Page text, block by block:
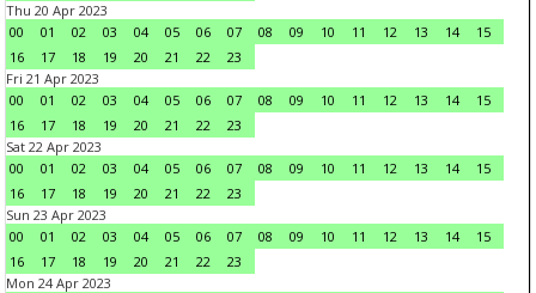
Thu 20 Apr 2023
00
01 02 03 04 05 06 07 08 09 10 11 12 13 14
15
16
17 18 19 20 21 22
23
Fri 21 Apr 2023
00
01 02 03 04 05 06 07 08 09 10 11 12 13 14
15
16
17 18 19 20 21 22
23
Sat 22 Apr 2023
00
01 02 03 04 05 06 07 08 09 10 11 12 13 14
15
16
17 18 19 20 21 22
23
Sun 23 Apr 2023
00
01 02 03 04 05 06 07 08 09 10 11 12 13 14
15
16
17 18 19 20 21 22
23
Mon 24 Apr 2023